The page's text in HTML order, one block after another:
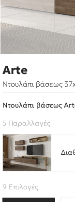
Arte
Ντουλάπι βάσεως
Ντουλάπι βάσεως
5 Παραλλαγές
9 Επιλογές